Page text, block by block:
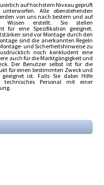
auf höchstem Niveau geprüft
Alle obenstehenden
von uns nach bestem und auf
Wissen erstellt. Sie stellen
für eine Spezifikation geeignet.
sind vor Montage durch den
sind die anerkannten Regeln
und Sicherheitshinweise zu
noch konkludent eine
auch für die Marktgängigkeit und
Der Benutzer selbst ist für die
für einen bestimmten Zweck und
ist. Falls Sie dabei Hilfe
Personal mit einer